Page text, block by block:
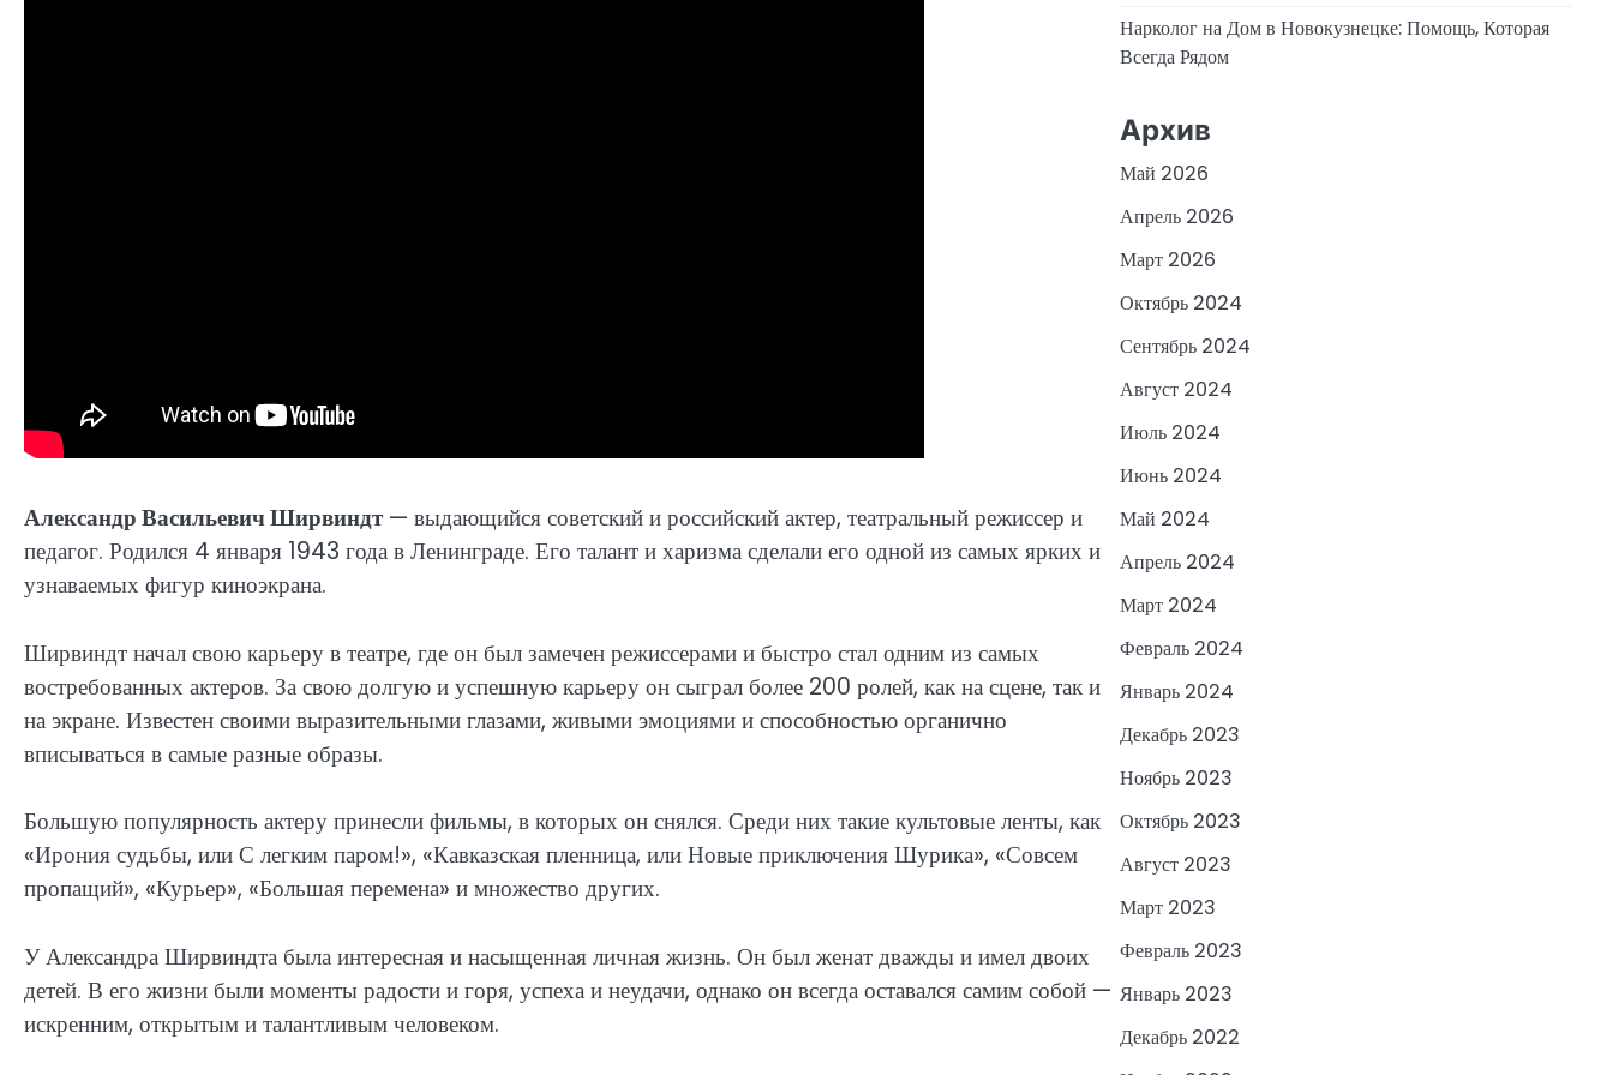
Александр Васильевич Ширвиндт — выдающийся советский и российский актер, театральный режиссер и
педагог. Родился 4 января 1943 года в Ленинграде. Его талант и харизма сделали его одной из самых ярких и
узнаваемых фигур киноэкрана.
Ширвиндт начал свою карьеру в театре, где он был замечен режиссерами и быстро стал одним из самых
востребованных актеров. За свою долгую и успешную карьеру он сыграл более 200 ролей, как на сцене, так и
на экране. Известен своими выразительными глазами, живыми эмоциями и способностью органично
вписываться в самые разные образы.
Большую популярность актеру принесли фильмы, в которых он снялся. Среди них такие культовые ленты, как
«Ирония судьбы, или С легким паром!», «Кавказская пленница, или Новые приключения Шурика», «Совсем
пропащий», «Курьер», «Большая перемена» и множество других.
У Александра Ширвиндта была интересная и насыщенная личная жизнь. Он был женат дважды и имел двоих
детей. В его жизни были моменты радости и горя, успеха и неудачи, однако он всегда оставался самим собой —
искренним, открытым и талантливым человеком.
Нарколог на Дом в Новокузнецке: Помощь, Которая
Всегда Рядом
Архив
Май 2026
Апрель 2026
Март 2026
Октябрь 2024
Сентябрь 2024
Август 2024
Июль 2024
Июнь 2024
Май 2024
Апрель 2024
Март 2024
Февраль 2024
Январь 2024
Декабрь 2023
Ноябрь 2023
Октябрь 2023
Август 2023
Март 2023
Февраль 2023
Январь 2023
Декабрь 2022